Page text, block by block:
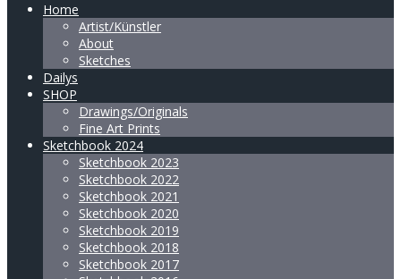
Home
Artist/Künstler
About
Sketches
Dailys
SHOP
Drawings/Originals
Fine Art Prints
Sketchbook 2024
Sketchbook 2023
Sketchbook 2022
Sketchbook 2021
Sketchbook 2020
Sketchbook 2019
Sketchbook 2018
Sketchbook 2017